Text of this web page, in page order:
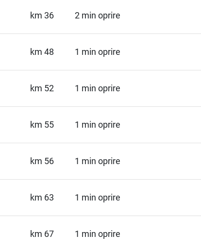
km 36 2 min oprire
km 48 1 min oprire
km 52 1 min oprire
km 55 1 min oprire
km 56 1 min oprire
km 63 1 min oprire
km 67 1 min oprire